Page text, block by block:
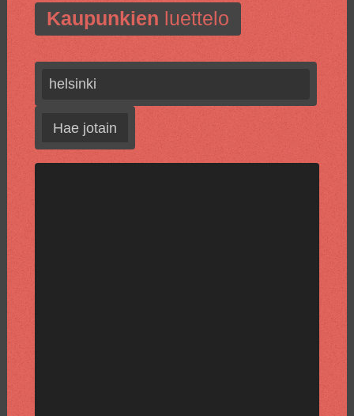
Kaupunkien luettelo
Hae jotain